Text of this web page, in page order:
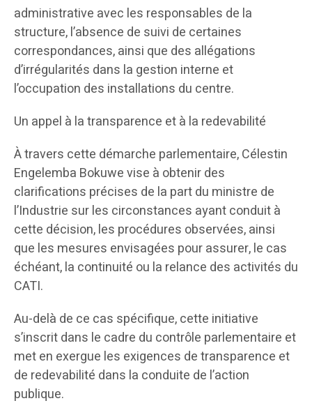
administrative avec les responsables de la
structure, l’absence de suivi de certaines
correspondances, ainsi que des allégations
d’irrégularités dans la gestion interne et
l’occupation des installations du centre.
Un appel à la transparence et à la redevabilité
À travers cette démarche parlementaire, Célestin
Engelemba Bokuwe vise à obtenir des
clarifications précises de la part du ministre de
l’Industrie sur les circonstances ayant conduit à
cette décision, les procédures observées, ainsi
que les mesures envisagées pour assurer, le cas
échéant, la continuité ou la relance des activités du
CATI.
Au-delà de ce cas spécifique, cette initiative
s’inscrit dans le cadre du contrôle parlementaire et
met en exergue les exigences de transparence et
de redevabilité dans la conduite de l’action
publique.